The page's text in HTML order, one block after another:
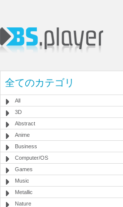
全てのカテゴリ
All
3D
Abstract
Anime
Business
Computer/OS
Games
Music
Metallic
Nature